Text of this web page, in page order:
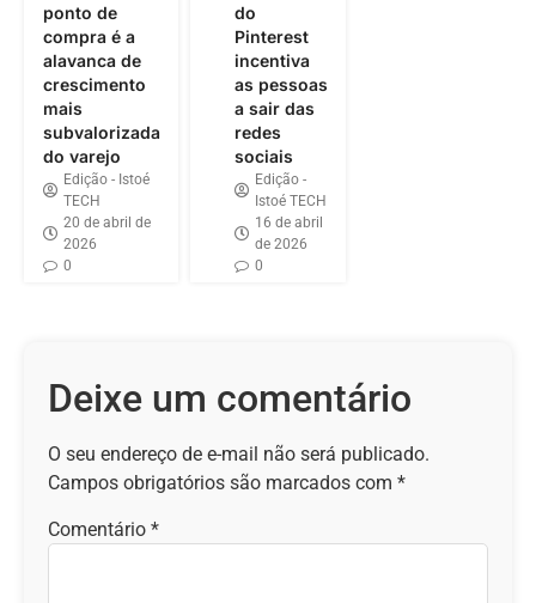
ponto de
compra é a
alavanca de
crescimento
mais
subvalorizada
do varejo
Edição - Istoé
TECH
20 de abril de
2026
0
do
Pinterest
incentiva
as pessoas
a sair das
redes
sociais
Edição -
Istoé TECH
16 de abril
de 2026
0
Deixe um comentário
O seu endereço de e-mail não será publicado.
Campos obrigatórios são marcados com *
Comentário *